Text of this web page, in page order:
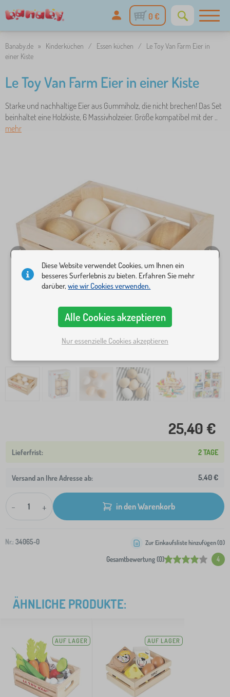
0 €
Banaby.de » Kinderküchen / Essen küchen /
Le Toy Van Farm Eier in
einer Kiste
Le Toy Van Farm Eier in einer Kiste
Starke und nachhaltige Eier aus Gummiholz, die nicht brechen! Das Set
beinhaltet eine Holzkiste, 6 Massivholzeier. Größe kompatibel mit der ..
mehr
25,40 €
2 TAGE
Versand an Ihre Adresse ab: 5,40 €
- + in den Warenkorb
Nr.: 34065-0
Gesamtbewertung (0) 4
Zur Einkaufsliste hinzufügen (0)
ÄHNLICHE PRODUKTE:
AUF LAGER AUF LAGER
Diese Website verwendet Cookies, um Ihnen ein
besseres Surferlebnis zu bieten. Erfahren Sie mehr
darüber,wie wir Cookies verwenden.
Alle Cookies akzeptieren
Nur essenzielle Cookies akzeptieren